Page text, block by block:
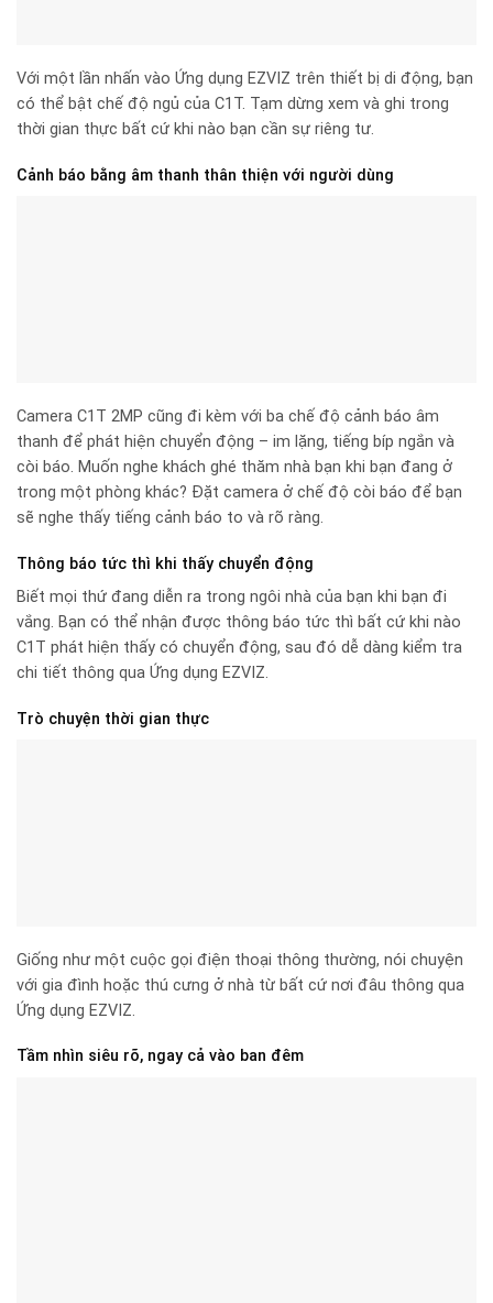
Với một lần nhấn vào Ứng dụng EZVIZ trên thiết bị di động, bạn
có thể bật chế độ ngủ của C1T. Tạm dừng xem và ghi trong
thời gian thực bất cứ khi nào bạn cần sự riêng tư.
Cảnh báo bằng âm thanh thân thiện với người dùng
Camera C1T 2MP cũng đi kèm với ba chế độ cảnh báo âm
thanh để phát hiện chuyển động – im lặng, tiếng bíp ngắn và
còi báo. Muốn nghe khách ghé thăm nhà bạn khi bạn đang ở
trong một phòng khác? Đặt camera ở chế độ còi báo để bạn
sẽ nghe thấy tiếng cảnh báo to và rõ ràng.
Thông báo tức thì khi thấy chuyển động
Biết mọi thứ đang diễn ra trong ngôi nhà của bạn khi bạn đi
vắng. Bạn có thể nhận được thông báo tức thì bất cứ khi nào
C1T phát hiện thấy có chuyển động, sau đó dễ dàng kiểm tra
chi tiết thông qua Ứng dụng EZVIZ.
Trò chuyện thời gian thực
Giống như một cuộc gọi điện thoại thông thường, nói chuyện
với gia đình hoặc thú cưng ở nhà từ bất cứ nơi đâu thông qua
Ứng dụng EZVIZ.
Tầm nhìn siêu rõ, ngay cả vào ban đêm